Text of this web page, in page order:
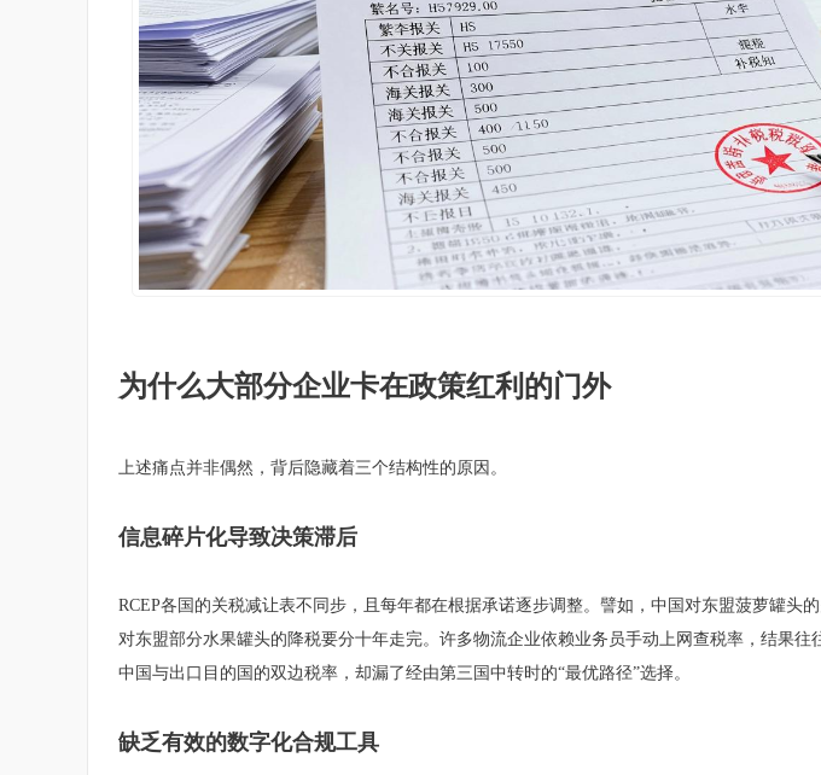
为什么大部分企业卡在政策红利的门外
上述痛点并非偶然，背后隐藏着三个结构性的原因。
信息碎片化导致决策滞后
RCEP各国的关税减让表不同步，且每年都在根据承诺逐步调整。譬如，中国对东盟菠萝罐头
对东盟部分水果罐头的降税要分十年走完。许多物流企业依赖业务员手动上网查税率，结果往
中国与出口目的国的双边税率，却漏了经由第三国中转时的“最优路径”选择。
缺乏有效的数字化合规工具